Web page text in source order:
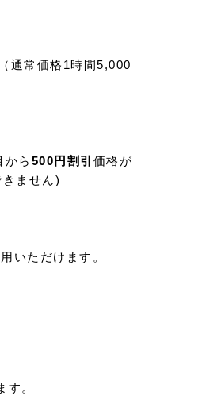
通常価格1時間5,000
から 500円割引 価格が
ません)
いただけます。
。